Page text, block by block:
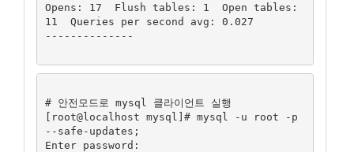
Opens: 17  Flush tables: 1  Open tables:
11  Queries per second avg: 0.027
--------------
# 안전모드로 mysql 클라이언트 실행
[root@localhost mysql]# mysql -u root -p
--safe-updates;
Enter password: